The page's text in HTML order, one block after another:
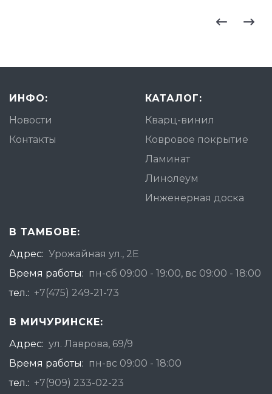
ИНФО:
Новости
Контакты
КАТАЛОГ:
Кварц-винил
Ковровое покрытие
Ламинат
Линолеум
Инженерная доска
В ТАМБОВЕ:
Адрес: Урожайная ул., 2Е
Время работы: пн-сб 09:00 - 19:00, вс 09:00 - 18:00
тел.: +7(475) 249-21-73
В МИЧУРИНСКЕ:
Адрес: ул. Лаврова, 69/9
Время работы: пн-вс 09:00 - 18:00
тел.: +7(909) 233-02-23